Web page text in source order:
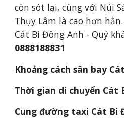
còn sót lại, cùng với Núi
Thụy Lâm là cao hơn
0888188831
Khoảng cách sân bay
Thời gian di chuyển Cát
Cung đường taxi Cát Bi